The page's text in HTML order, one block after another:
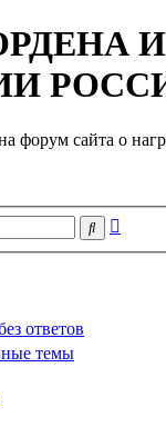
И
форум сайта о
Поиск
ответов
темы